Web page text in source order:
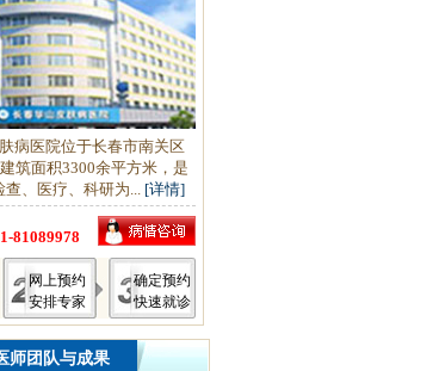
病医院位于长春市南关区
筑面积3300余平方米，是
、医疗、科研为... [详情]
81089978
网上预约
安排专家
确定预约
快速就诊
师团队与成果